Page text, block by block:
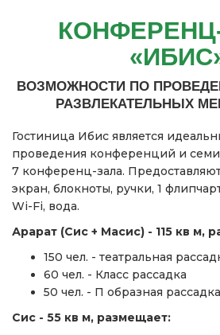
ВОЗМОЖНОСТИ ПО
РАЗВЛЕКАТЕЛЬНЫХ
Гостиница Ибис является
проведения конференций и
7 конференц-зала.
экран, блокноты, ручки, 1
Wi-Fi, вода.
Арарат (Сис + Масис) - 115 кв м,
150 чел. - театральная
60 чел. - Класс рассадка
50 чел. - П образная рассадка
Сис - 55 кв м, размещает: